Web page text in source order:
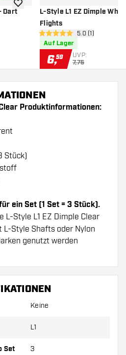
Dart
öffnen
Zur Wunschliste hinzufügen
L-Style L1 EZ Dimple
Flights
5 Bewertungssterne
5.0 (1)
Auf Lager
6,59 UVP:
7,75
Produktinformationen:
Stück)
ein Set (1 Set = 3 Stück).
L-Style L1 EZ Dimple Clear
L-Style Shafts oder Nylon
genutzt werden
Ersatz Flights und
sich durch Gebrauch
Form, ein anderes
Keine
L1
Set 3